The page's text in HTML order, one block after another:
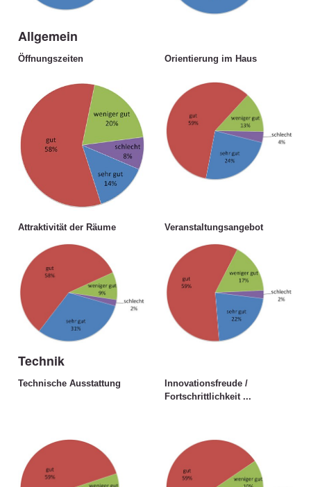
Allgemein
Öffnungszeiten Orientierung im Haus
Attraktivität der Räume Veranstaltungsangebot
Technik
Technische Ausstattung
Innovationsfreude /
Fortschrittlichkeit ...